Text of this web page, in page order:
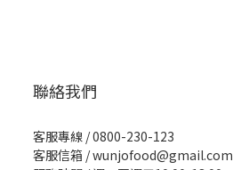
聯絡我們
客服專線 / 0800-230-123
客服信箱 /wunjofood@gmail.com